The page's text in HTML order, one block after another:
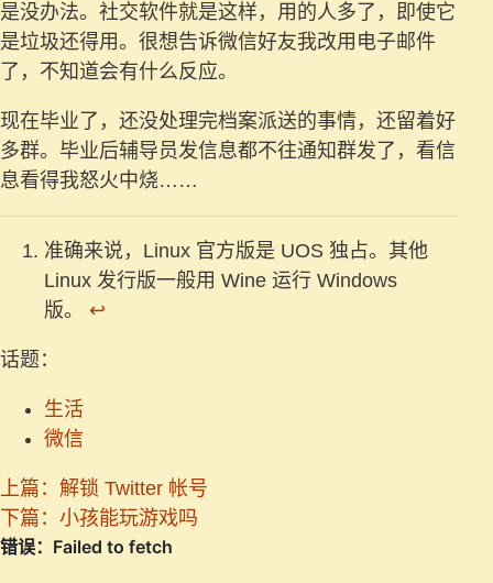
是没办法。社交软件就是这样，用的人多了，即使它
是垃圾还得用。很想告诉微信好友我改用电子邮件
了，不知道会有什么反应。
现在毕业了，还没处理完档案派送的事情，还留着好
多群。毕业后辅导员发信息都不往通知群发了，看信
息看得我怒火中烧……
准确来说，Linux 官方版是 UOS 独占。其他
Linux 发行版一般用 Wine 运行 Windows
版。 ↩︎
话题：
生活
微信
上篇：解锁 Twitter 帐号
下篇：小孩能玩游戏吗